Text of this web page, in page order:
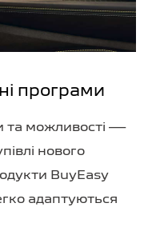
програми
та можливості —
нового
BuyEasy
адаптуються